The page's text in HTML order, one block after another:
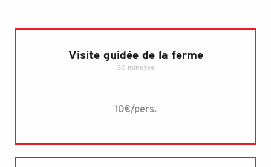
Visite guidée de la ferme
30 minutes
10€/pers.